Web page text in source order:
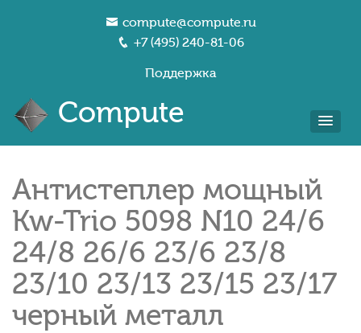
compute@compute.ru
+7 (495) 240-81-06
Поддержка
Compute
Антистеплер мощный
Kw-Trio 5098 N10 24/6
24/8 26/6 23/6 23/8
23/10 23/13 23/15 23/17
черный металл